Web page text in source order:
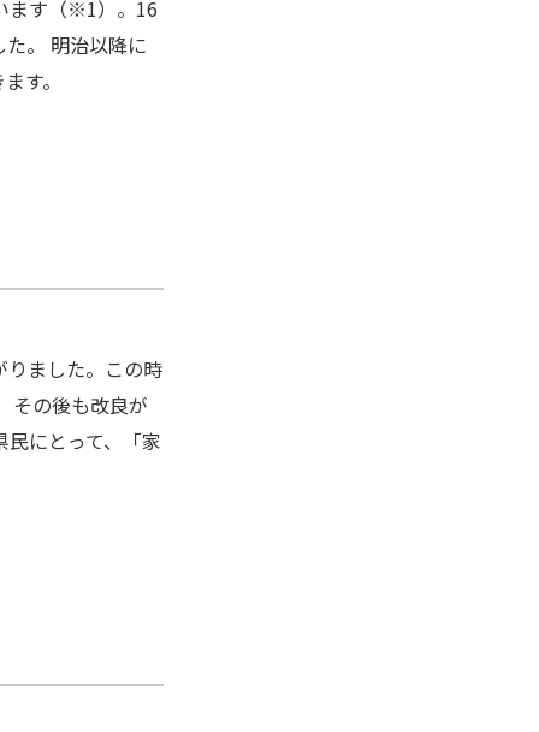
ます（※1）。16
。 明治以降に
す。
りました。この時
その後も改良が
にとって、「家